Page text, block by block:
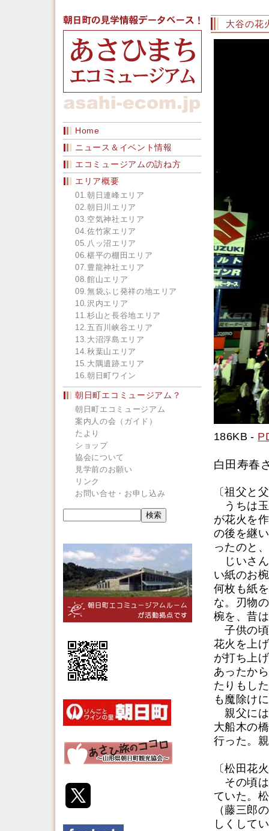
Home
ニュース＆イベント情報
エコミュージアムの訪ね方
エリア概要
01.朝日連峰エリア
02.朝日川エリア
03.空気神社エリア
04.佐竹家エリア
05.八ッ沼エリア
06.椹平の棚田エリア
07.豊龍神社エリア
08.館山エリア
09.無袋ふじ発祥の地エリア
10.沢内エリア
11.杉山と長谷地エリア
12.五百川峡谷エリア
13.大沼浮島エリア
14.秋葉山エリア
15.大隅遺跡エリア
16.朝日町ワイン
朝日町エコミュージアム？
朝日町エコミュージアム
案内人の会（ガイド）
たより
ショップ
協会について
見学前のお願い
リンク
お問い合せ・お申し込み
大谷の花
186KB -
白田寿春
〔祖父と
うちは玉
が花火を
の後を継
ったのと
じいさん
い紙のお
何枚も紙
な。刃物
椀を、昔
子供の頃
花火を上
が打ち上
あったか
たりもし
も魔除け
親父には
大船木の
行った。
〔松田花
その頃は
ていた。
（藤三郎
しくして